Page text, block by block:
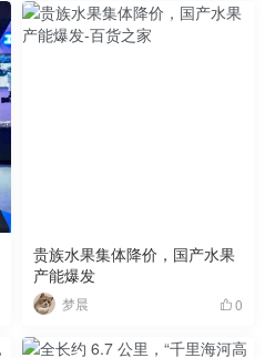
贵族水果集体降价，国产水果
产能爆发
梦晨 0